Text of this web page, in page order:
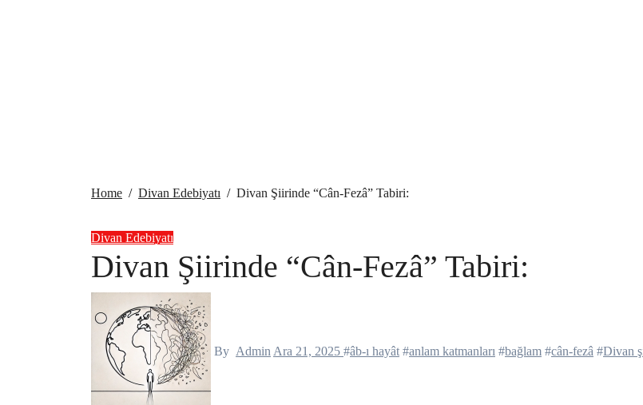
Home Divan Edebiyatı Divan Şiirinde “Cân-Fezâ” Tabiri:
Divan Edebiyatı
Divan Şiirinde “Cân-Fezâ” Tabiri:
By Admin Ara 21, 2025 #âb-ı hayât #anlam katmanları #bağlam #cân-fezâ #Divan